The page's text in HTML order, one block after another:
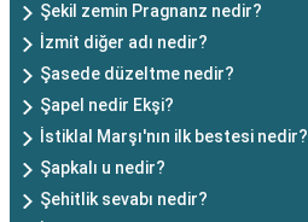
Şekil zemin Pragnanz nedir?
İzmit diğer adı nedir?
Şasede düzeltme nedir?
Şapel nedir Ekşi?
İstiklal Marşı'nın ilk bestesi nedir?
Şapkalı u nedir?
Şehitlik sevabı nedir?